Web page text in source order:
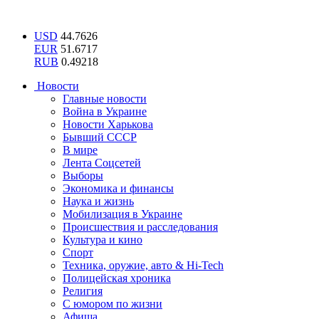
USD 44.7626
EUR 51.6717
RUB 0.49218
Новости
Главные новости
Война в Украине
Новости Харькова
Бывший СССР
В мире
Лента Соцсетей
Выборы
Экономика и финансы
Наука и жизнь
Мобилизация в Украине
Происшествия и расследования
Культура и кино
Спорт
Техника, оружие, авто & Hi-Tech
Полицейская хроника
Религия
С юмором по жизни
Афиша